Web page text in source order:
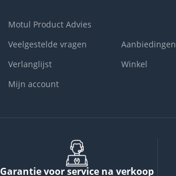
Motul Product Advies
Veelgestelde vragen
Verlanglijst
Mijn account
Aanbiedingen
Winkel
Garantie voor service na verkoop